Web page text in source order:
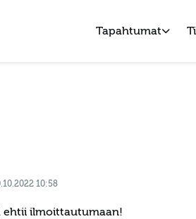
Tapahtumat
10:58
ehtii ilmoittautumaan!